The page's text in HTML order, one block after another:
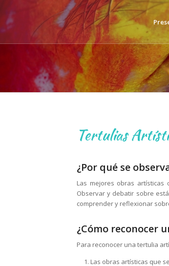
Tertulias
¿Por qué se
Las mejores obras
Observar y debatir sobre
comprender y reflexionar
¿Cómo reconocer
Para reconocer una tertulia
Las obras artísticas que